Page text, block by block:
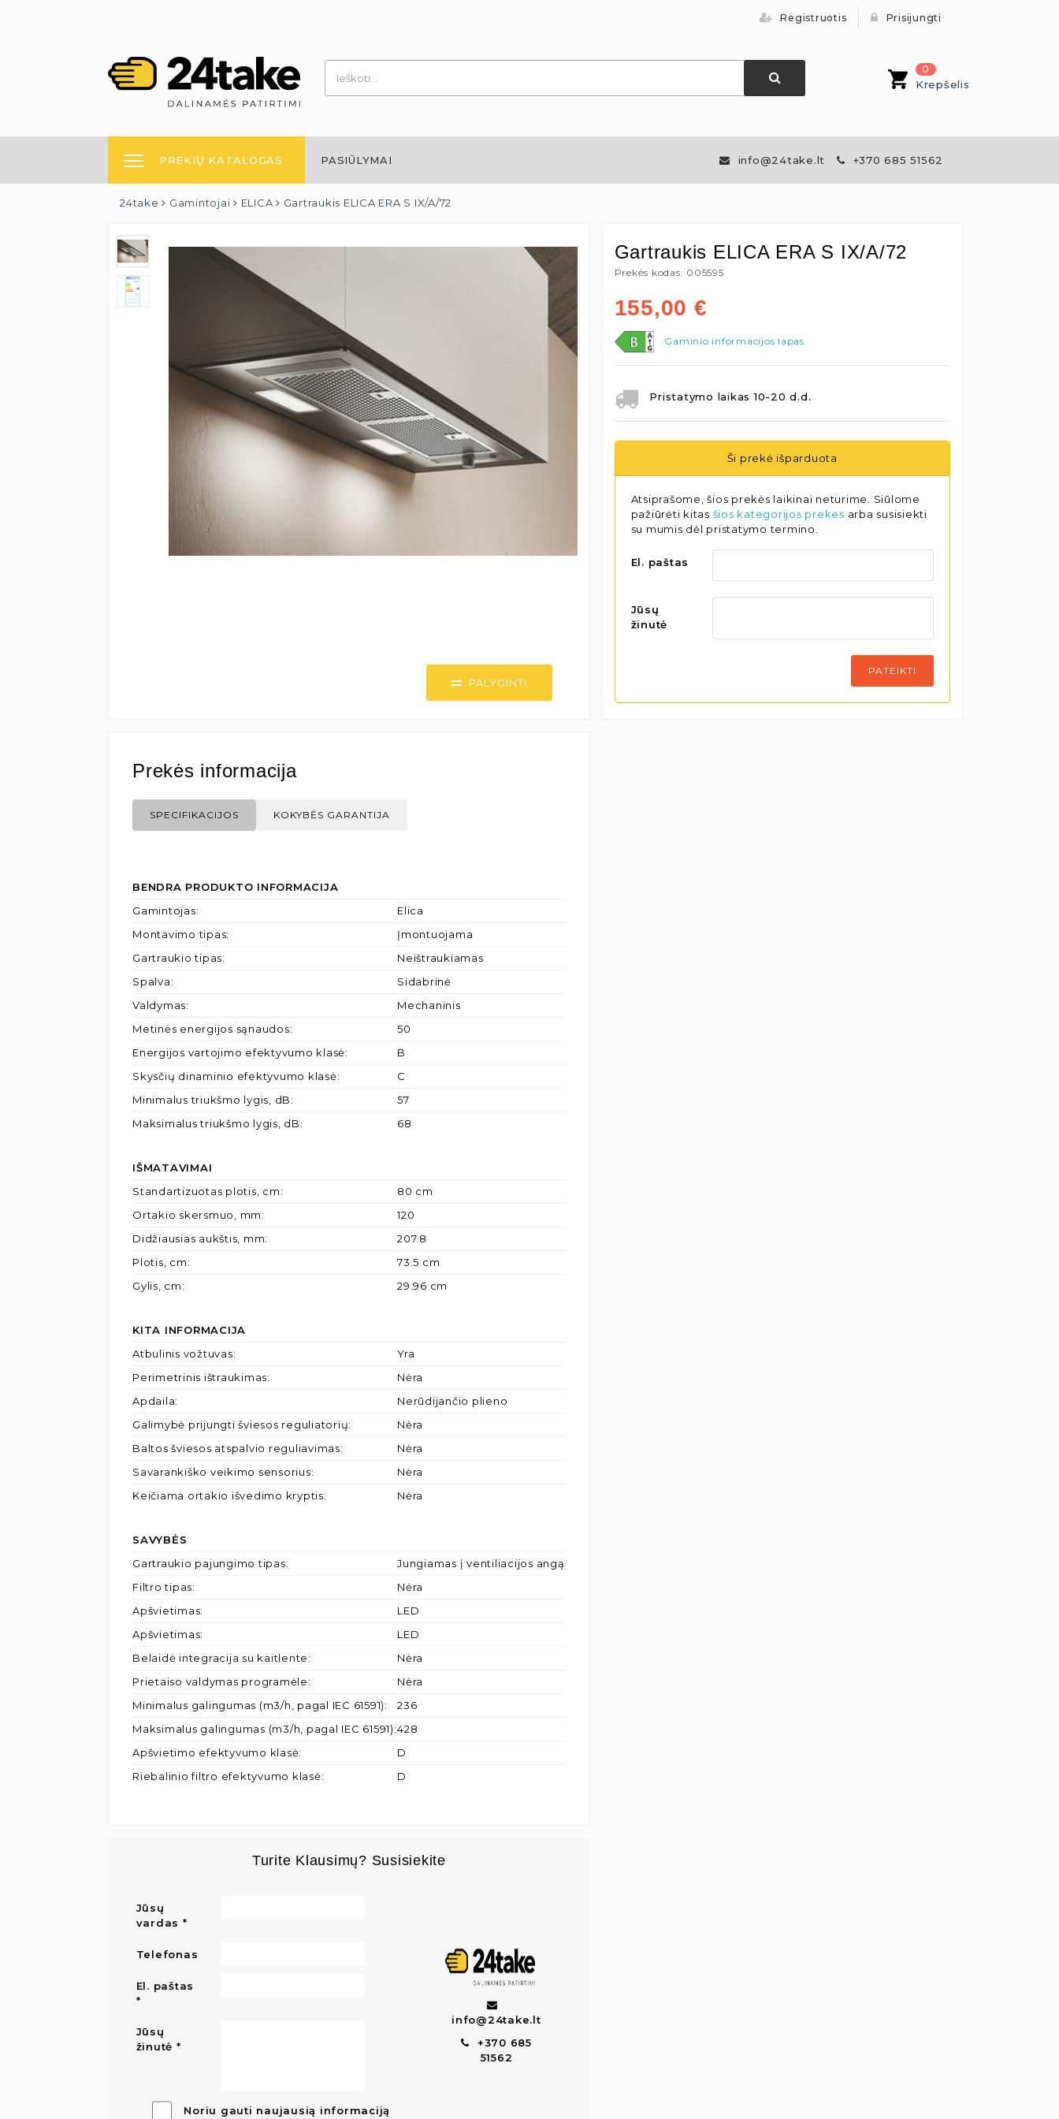
Registruotis Prisijungti
0
Krepšelis
PREKIŲ KATALOGAS PASIŪLYMAI info@24take.lt +370 685 51562
24take Gamintojai ELICA Gartraukis ELICA ERA S IX/A/72
PALYGINTI
Gartraukis ELICA ERA S IX/A/72
Prekės kodas: 005595
155,00 €
Gaminio informacijos lapas
Pristatymo laikas 10-20 d.d.
Ši prekė išparduota
Atsiprašome, šios prekės laikinai neturime. Siūlome
pažiūrėti kitas šios kategorijos prekes arba susisiekti
su mumis dėl pristatymo termino.
El. paštas
Jūsų
žinutė
PATEIKTI
Prekės informacija
SPECIFIKACIJOS KOKYBĖS GARANTIJA
BENDRA PRODUKTO INFORMACIJA
Gamintojas:
Elica
Montavimo tipas:
Įmontuojama
Gartraukio tipas:
Neištraukiamas
Spalva:
Sidabrinė
Valdymas:
Mechaninis
Metinės energijos sąnaudos:
50
Energijos vartojimo efektyvumo klasė:
B
Skysčių dinaminio efektyvumo klasė:
C
Minimalus triukšmo lygis, dB:
57
Maksimalus triukšmo lygis, dB: 68
IŠMATAVIMAI
Standartizuotas plotis, cm:
80 cm
Ortakio skersmuo, mm:
120
Didžiausias aukštis, mm:
207.8
Plotis, cm:
73.5 cm
Gylis, cm: 29.96 cm
KITA INFORMACIJA
Atbulinis vožtuvas:
Yra
Perimetrinis ištraukimas:
Nėra
Apdaila:
Nerūdijančio plieno
Galimybė prijungti šviesos reguliatorių:
Nėra
Baltos šviesos atspalvio reguliavimas:
Nėra
Savarankiško veikimo sensorius:
Nėra
Keičiama ortakio išvedimo kryptis: Nėra
SAVYBĖS
Gartraukio pajungimo tipas:
Jungiamas į ventiliacijos angą
Filtro tipas:
Nėra
Apšvietimas:
LED
Apšvietimas:
LED
Belaidė integracija su kaitlente:
Nėra
Prietaiso valdymas programėle:
Nėra
Minimalus galingumas (m3/h, pagal IEC 61591):
236
Maksimalus galingumas (m3/h, pagal IEC 61591):428
Apšvietimo efektyvumo klasė:
D
Riebalinio filtro efektyvumo klasė: D
Turite Klausimų? Susisiekite
Jūsų
vardas
Telefonas
El. paštas
Jūsų
žinutė
Noriu gauti naujausią informaciją
info@24take.lt
+370 685
51562